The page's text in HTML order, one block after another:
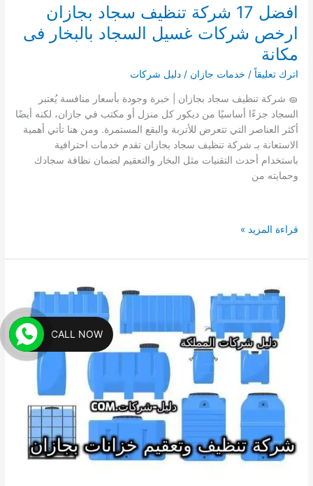
بجازان
افضل 17 شركة تنظيف سجاد بجازان
ارخص شركات غسيل السجاد بالبخار فى
مكانة
اترك تعليقاً / خدمات جازان /دليل شركات
🧽 شركة تنظيف سجاد بجازان | خبرة وجودة بأسعار منافسة يُعتبر
السجاد جزءًا أساسيًا من ديكور كل منزل أو مكتب في جازان، لكنه أيضًا
أكثر العناصر التي تتعرض للأتربة والبقع المستمرة. ومن هنا تأتي أهمية
الاستعانة بـ شركة تنظيف سجاد بجازان تقدم خدمات احترافية
باستخدام أحدث التقنيات مثل البخار والتعقيم لضمان نظافة سجادك
وحمايته من
افضل
شركة
سجاد
بجازان
ارخص
شركات
غسيل
مكانة
قراءة المزيد »
CALL NOW